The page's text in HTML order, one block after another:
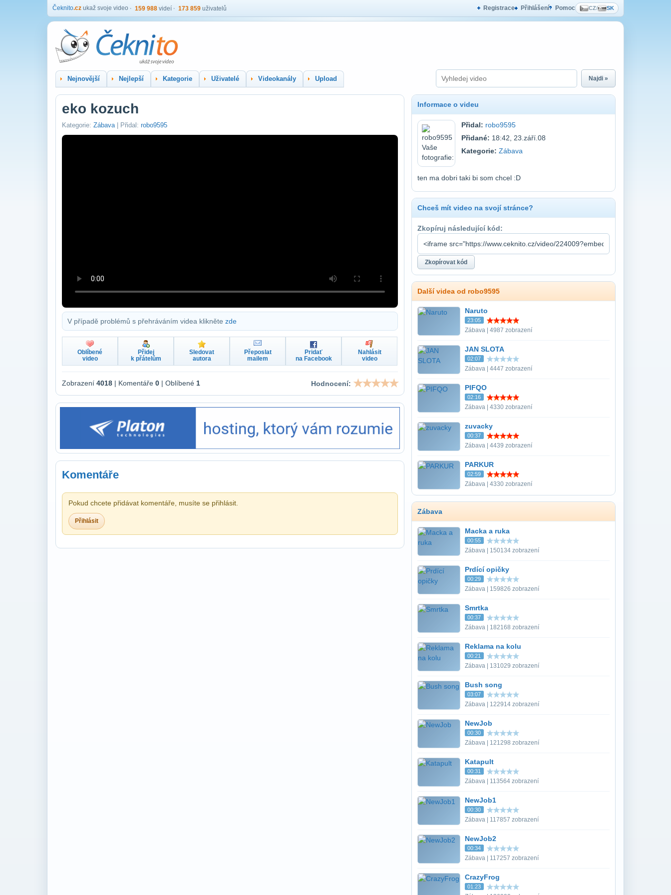
Čeknito.cz ukaž svoje video 159 988 videí 173 859 uživatelů Registrace Přihlášení Pomoc CZ/ SK
Nejnovější Nejlepší Kategorie Uživatelé Videokanály Upload Najdi »
eko kozuch
Kategorie: Zábava| Přidal: robo9595
V případě problémů s přehráváním videa klikněte zde
Oblíbené
video
Přidej
k přátelům
Sledovat
autora
Přeposlat
mailem
Pridať
na Facebook
Nahlásit
video
Zobrazení 4018 | Komentáře 0 | Oblíbené 1 Hodnocení:
Komentáře
Pokud chcete přidávat komentáře, musíte se přihlásit.
Přihlásit
Informace o videu
Přidal: robo9595
Přidané: 18:42, 23.září.08
Kategorie: Zábava
ten ma dobri taki bi som chcel :D
Chceš mít video na svojí stránce?
Zkopíruj následující kód:
Další videa od robo9595
Naruto
23:05
Zábava | 4987 zobrazení
JAN SLOTA
02:07
Zábava | 4447 zobrazení
PIFQO
02:16
Zábava | 4330 zobrazení
zuvacky
00:37
Zábava | 4439 zobrazení
PARKUR
02:59
Zábava | 4330 zobrazení
Zábava
Macka a ruka
00:55
Zábava | 150134 zobrazení
Prdící opičky
00:29
Zábava | 159826 zobrazení
Smrtka
00:37
Zábava | 182168 zobrazení
Reklama na kolu
00:21
Zábava | 131029 zobrazení
Bush song
03:07
Zábava | 122914 zobrazení
NewJob
00:30
Zábava | 121298 zobrazení
Katapult
00:31
Zábava | 113564 zobrazení
NewJob1
00:30
Zábava | 117857 zobrazení
NewJob2
00:34
Zábava | 117257 zobrazení
CrazyFrog
01:23